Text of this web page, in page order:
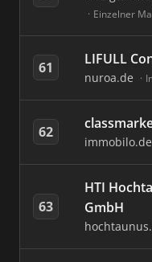
Einzelner
61 LIFULL
nuroa.de
62
immobilo.de
63
HTI
GmbH